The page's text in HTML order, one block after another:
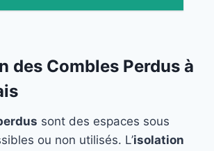
des Combles Perdus à
sont des espaces sous
ou non utilisés. L’isolation